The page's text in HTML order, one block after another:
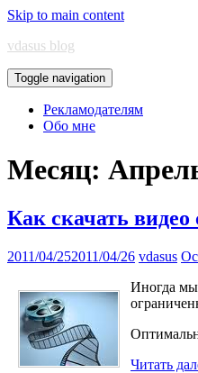
Skip to main content
vdasus blog
Toggle navigation
Рекламодателям
Обо мне
Месяц:
Как скачать
2011/04/252011/04/26 vdasus
Иногда мы
Читать